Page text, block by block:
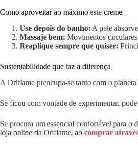
Como aproveitar ao máximo este creme
Use depois do banho: A pele
Massaje bem: Movimentos
Reaplique sempre que quiser:
Sustentabilidade que faz a diferença
A Oriflame preocupa-se tanto com o
Se ficou com vontade de experimentar,
Se procura um essencial confortável para
loja online da Oriflame, ao comprar